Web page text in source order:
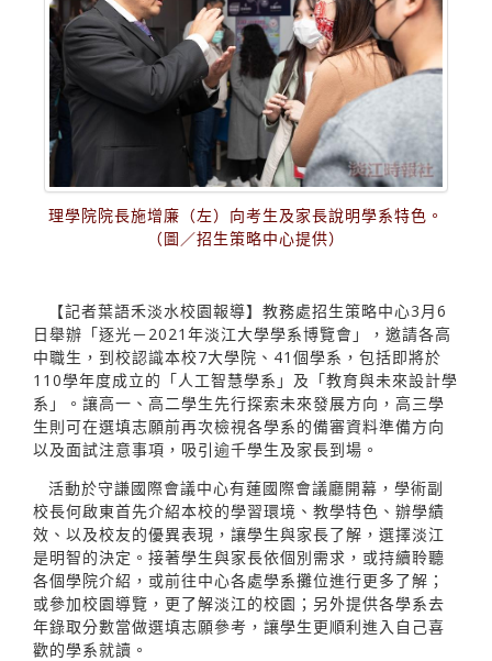
理學院院長施增廉（左）向考生及家長說明學系特色。
（圖／招生策略中心提供）
【記者葉語禾淡水校園報導】教務處招生策略中心3月6
日舉辦「逐光－2021年淡江大學學系博覽會」，邀請各高
中職生，到校認識本校7大學院、41個學系，包括即將於
110學年度成立的「人工智慧學系」及「教育與未來設計學
系」。讓高一、高二學生先行探索未來發展方向，高三學
生則可在選填志願前再次檢視各學系的備審資料準備方向
以及面試注意事項，吸引逾千學生及家長到場。
活動於守謙國際會議中心有蓮國際會議廳開幕，學術副
校長何啟東首先介紹本校的學習環境、教學特色、辦學績
效、以及校友的優異表現，讓學生與家長了解，選擇淡江
是明智的決定。接著學生與家長依個別需求，或持續聆聽
各個學院介紹，或前往中心各處學系攤位進行更多了解；
或參加校園導覽，更了解淡江的校園；另外提供各學系去
年錄取分數當做選填志願參考，讓學生更順利進入自己喜
歡的學系就讀。